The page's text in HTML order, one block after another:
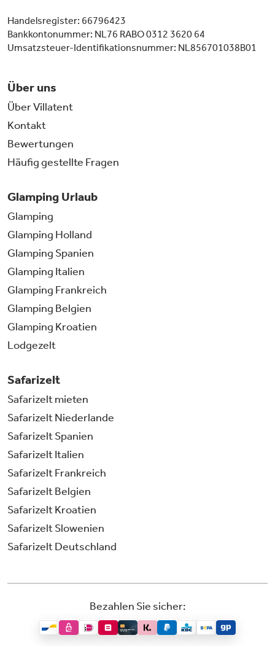
Handelsregister: 66796423
Bankkontonummer: NL76 RABO 0312 3620 64
Umsatzsteuer-Identifikationsnummer: NL856701038B01
Über uns
Über Villatent
Kontakt
Bewertungen
Häufig gestellte Fragen
Glamping Urlaub
Glamping
Glamping Holland
Glamping Spanien
Glamping Italien
Glamping Frankreich
Glamping Belgien
Glamping Kroatien
Lodgezelt
Safarizelt
Safarizelt mieten
Safarizelt Niederlande
Safarizelt Spanien
Safarizelt Italien
Safarizelt Frankreich
Safarizelt Belgien
Safarizelt Kroatien
Safarizelt Slowenien
Safarizelt Deutschland
Bezahlen Sie sicher: